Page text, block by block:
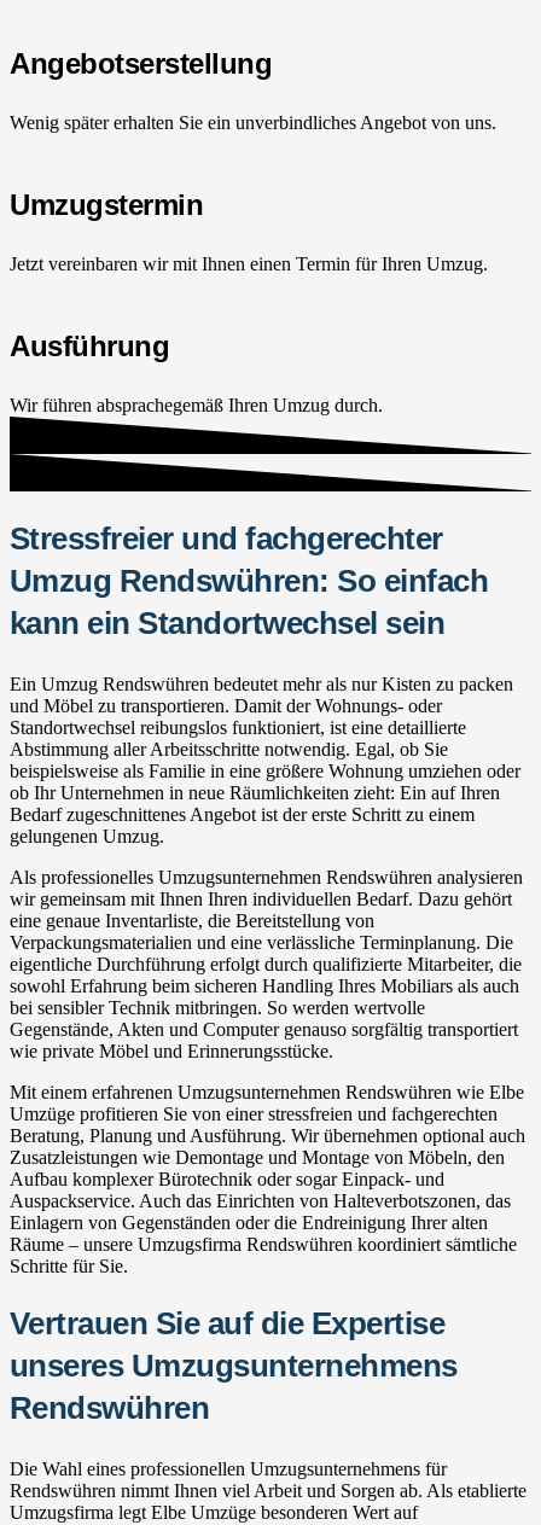
Angebotserstellung
Wenig später erhalten Sie ein unverbindliches Angebot von uns.
Umzugstermin
Jetzt vereinbaren wir mit Ihnen einen Termin für Ihren Umzug.
Ausführung
Wir führen absprachegemäß Ihren Umzug durch.
Stressfreier und fachgerechter
Umzug Rendswühren: So einfach
kann ein Standortwechsel sein
Ein Umzug Rendswühren bedeutet mehr als nur Kisten zu packen
und Möbel zu transportieren. Damit der Wohnungs- oder
Standortwechsel reibungslos funktioniert, ist eine detaillierte
Abstimmung aller Arbeitsschritte notwendig. Egal, ob Sie
beispielsweise als Familie in eine größere Wohnung umziehen oder
ob Ihr Unternehmen in neue Räumlichkeiten zieht: Ein auf Ihren
Bedarf zugeschnittenes Angebot ist der erste Schritt zu einem
gelungenen Umzug.
Als professionelles Umzugsunternehmen Rendswühren analysieren
wir gemeinsam mit Ihnen Ihren individuellen Bedarf. Dazu gehört
eine genaue Inventarliste, die Bereitstellung von
Verpackungsmaterialien und eine verlässliche Terminplanung. Die
eigentliche Durchführung erfolgt durch qualifizierte Mitarbeiter, die
sowohl Erfahrung beim sicheren Handling Ihres Mobiliars als auch
bei sensibler Technik mitbringen. So werden wertvolle
Gegenstände, Akten und Computer genauso sorgfältig transportiert
wie private Möbel und Erinnerungsstücke.
Mit einem erfahrenen Umzugsunternehmen Rendswühren wie Elbe
Umzüge profitieren Sie von einer stressfreien und fachgerechten
Beratung, Planung und Ausführung. Wir übernehmen optional auch
Zusatzleistungen wie Demontage und Montage von Möbeln, den
Aufbau komplexer Bürotechnik oder sogar Einpack- und
Auspackservice. Auch das Einrichten von Halteverbotszonen, das
Einlagern von Gegenständen oder die Endreinigung Ihrer alten
Räume – unsere Umzugsfirma Rendswühren koordiniert sämtliche
Schritte für Sie.
Vertrauen Sie auf die Expertise
unseres Umzugsunternehmens
Rendswühren
Die Wahl eines professionellen Umzugsunternehmens für
Rendswühren nimmt Ihnen viel Arbeit und Sorgen ab. Als etablierte
Umzugsfirma legt Elbe Umzüge besonderen Wert auf